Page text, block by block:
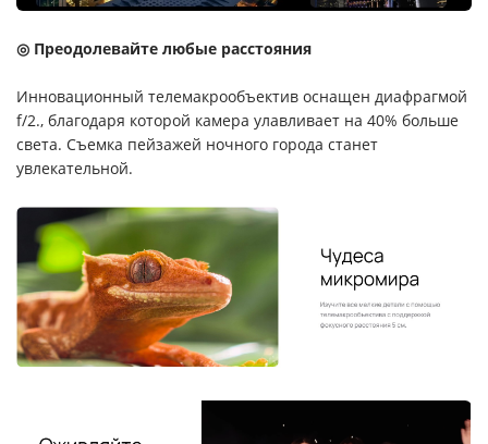
◎ Преодолевайте любые расстояния
Инновационный телемакрообъектив оснащен диафрагмой
f/2., благодаря которой камера улавливает на 40% больше
света. Съемка пейзажей ночного города станет
увлекательной.